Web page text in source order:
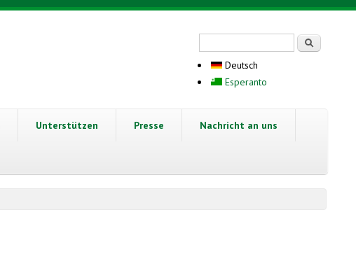
Deutsch
Esperanto
Unterstützen Presse Nachricht an uns